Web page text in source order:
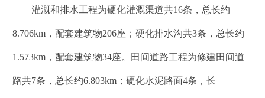
灌溉和排水工程为硬化灌溉渠道共16条，总长约
8.706km，配套建筑物206座；硬化排水沟共3条，总长约
1.573km，配套建筑物34座。田间道路工程为修建田间道
路共7条，总长约6.803km；硬化水泥路面4条，长